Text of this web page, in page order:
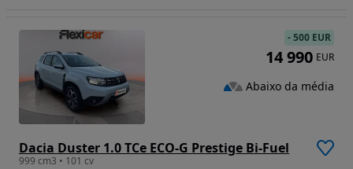
Dacia Duster 1.0 TCe ECO-G Prestige Bi-Fuel
999 cm3 • 101 cv
-500 EUR
14 990 EUR
Abaixo da média